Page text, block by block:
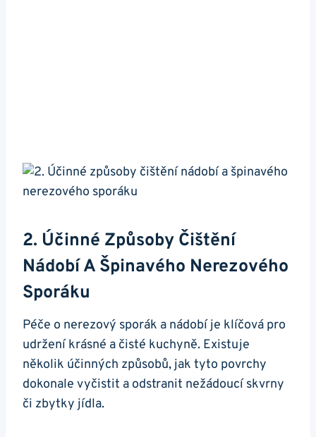
2. ​Účinné Způsoby ⁣čištění ​
Nádobí⁣ A Špinavého Nerezového
Sporáku
Péče‌ o nerezový sporák a nádobí je ⁣klíčová pro​
udržení krásné a ‍čisté kuchyně. ​Existuje
několik‌ účinných způsobů, jak tyto povrchy
dokonale vyčistit a ​odstranit nežádoucí skvrny
či⁢ zbytky‍ jídla. ⁣